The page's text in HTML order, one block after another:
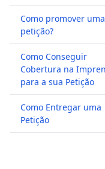
Como promover uma
petição?
Como Conseguir
Cobertura na
para a sua Petição
Como Entregar uma
Petição